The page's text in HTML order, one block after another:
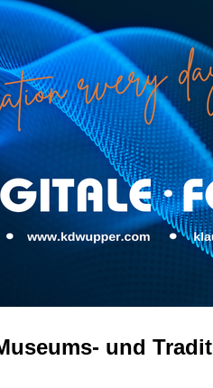
und